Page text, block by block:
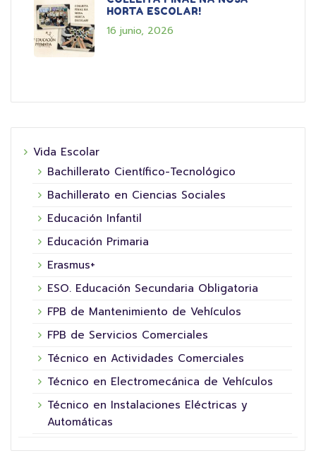
HORTA ESCOLAR!
16 junio, 2026
Vida Escolar
Bachillerato Científico-Tecnológico
Bachillerato en Ciencias Sociales
Educación Infantil
Educación Primaria
Erasmus+
ESO. Educación Secundaria Obligatoria
FPB de Mantenimiento de Vehículos
FPB de Servicios Comerciales
Técnico en Actividades Comerciales
Técnico en Electromecánica de Vehículos
Técnico en Instalaciones Eléctricas y
Automáticas